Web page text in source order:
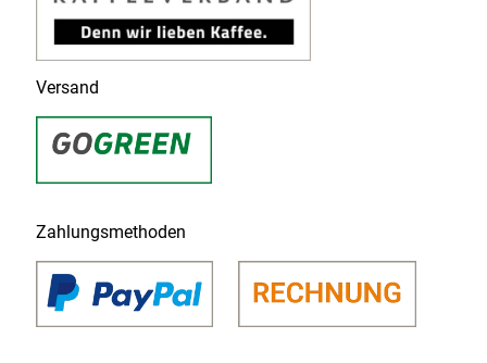
Versand
Zahlungsmethoden